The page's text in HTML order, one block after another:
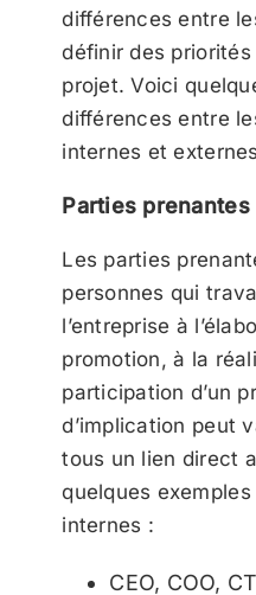
différences entre
définir des
projet. Voici
différences entre
internes et
Parties
Les parties
personnes qui
l’entreprise à
promotion, à la
participation d’un
d’implication peut
tous un lien direct
quelques
internes :
CEO, COO,